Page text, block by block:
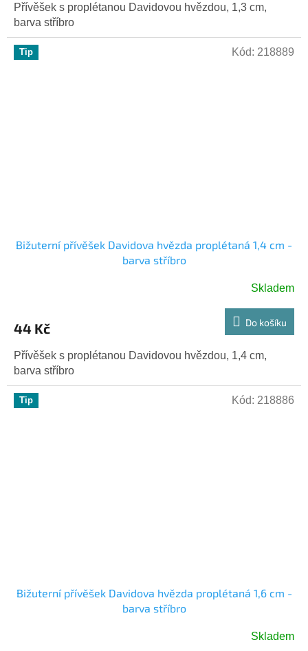
Přívěšek s proplétanou Davidovou hvězdou, 1,3 cm,
barva stříbro
Tip
Bižuterní přívěšek Davidova hvězda proplétaná 1,4 cm -
barva stříbro
Skladem
44 Kč Do košíku
Přívěšek s proplétanou Davidovou hvězdou, 1,4 cm,
barva stříbro
Kód: 218889
Tip
Bižuterní přívěšek Davidova hvězda proplétaná 1,6 cm -
barva stříbro
Skladem
Kód: 218886